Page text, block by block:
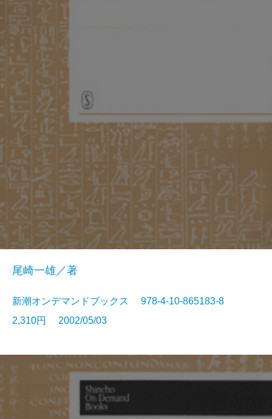
尾崎一雄／著
新潮オンデマンドブックス 978-4-10-865183-8
2,310円 2002/05/03